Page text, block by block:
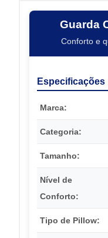
Guarda
Conforto e
Especificações
Marca:
Categoria:
Tamanho:
Nível de
Conforto:
Tipo de Pillow: